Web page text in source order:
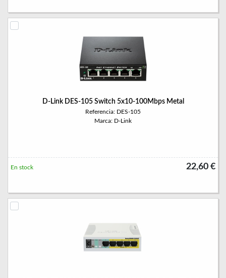
D-Link DES-105 Switch 5x10-100Mbps Metal
Referencia: DES-105
Marca: D-Link
22,60 €
En stock